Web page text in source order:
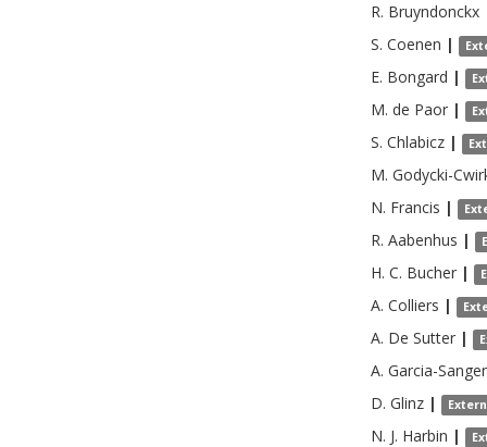
R. Bruyndonckx
S. Coenen |
E. Bongard |
M. de Paor |
S. Chlabicz |
M. Godycki-
N. Francis |
R. Aabenhus |
H. C. Bucher |
A. Colliers |
A. De Sutter |
A. Garcia-
D. Glinz | Extern
N. J. Harbin |